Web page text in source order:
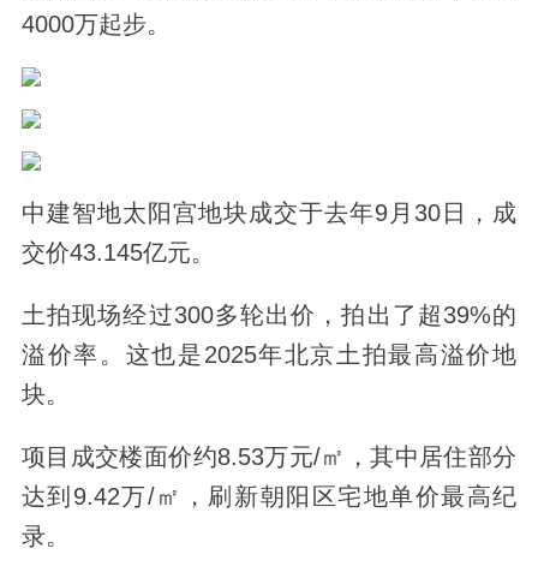
4000万起步。
中建智地太阳宫地块成交于去年9月30日，成
交价43.145亿元。
土拍现场经过300多轮出价，拍出了超39%的
溢价率。这也是2025年北京土拍最高溢价地
块。
项目成交楼面价约8.53万元/㎡，其中居住部分
达到9.42万/㎡，刷新朝阳区宅地单价最高纪
录。